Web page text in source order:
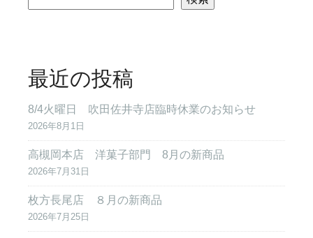
最近の投稿
8/4火曜日 吹田佐井寺店臨時休業のお知らせ
2026年8月1日
高槻岡本店 洋菓子部門 8月の新商品
2026年7月31日
枚方長尾店 ８月の新商品
2026年7月25日